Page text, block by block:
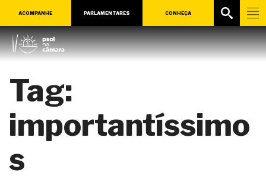
ACOMPANHE PARLAMENTARES CONHEÇA
Tag:
importantíssimo
s